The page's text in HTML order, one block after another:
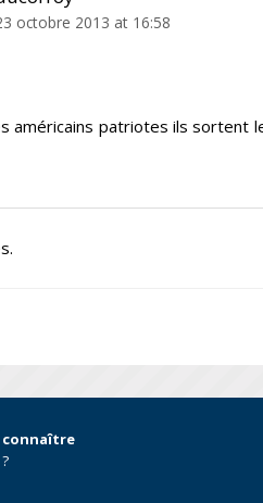
octobre 2013 at 16:58
américains patriotes ils sortent
connaître